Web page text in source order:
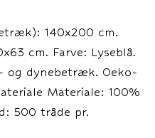
140x200 cm.
cm. Farve: Lyseblå.
og dynebetræk. Oeko-
Materiale: 100%
500 tråde pr.